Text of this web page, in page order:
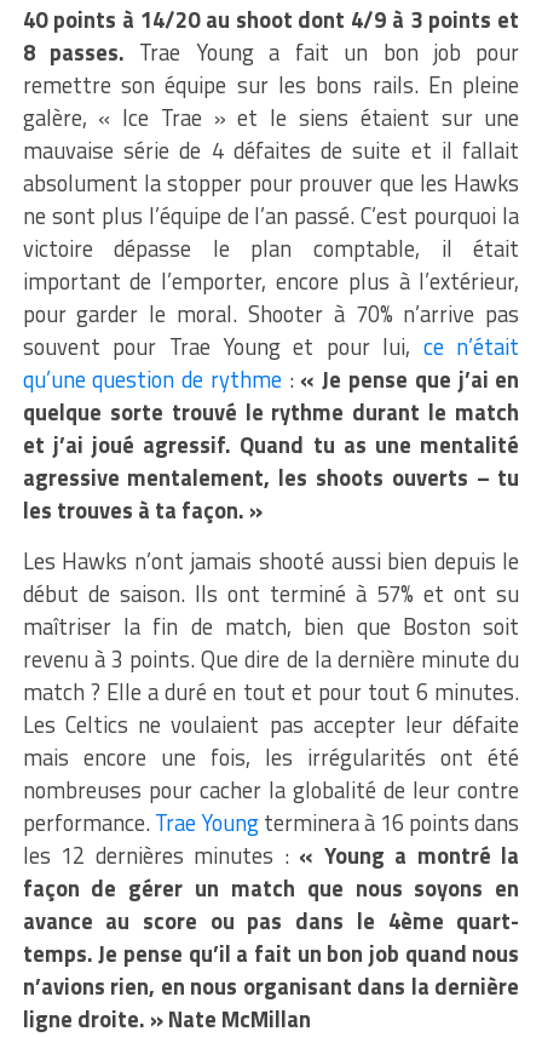
40 points à 14/20 au shoot dont 4/9 à 3 points et
8 passes. Trae Young a fait un bon job pour
remettre son équipe sur les bons rails. En pleine
galère, « Ice Trae » et le siens étaient sur une
mauvaise série de 4 défaites de suite et il fallait
absolument la stopper pour prouver que les Hawks
ne sont plus l’équipe de l’an passé. C’est pourquoi la
victoire dépasse le plan comptable, il était
important de l’emporter, encore plus à l’extérieur,
pour garder le moral. Shooter à 70% n’arrive pas
souvent pour Trae Young et pour lui, ce n’était
qu’une question de rythme: « Je pense que j’ai en
quelque sorte trouvé le rythme durant le match
et j’ai joué agressif. Quand tu as une mentalité
agressive mentalement, les shoots ouverts – tu
les trouves à ta façon. »
Les Hawks n’ont jamais shooté aussi bien depuis le
début de saison. Ils ont terminé à 57% et ont su
maîtriser la fin de match, bien que Boston soit
revenu à 3 points. Que dire de la dernière minute du
match ? Elle a duré en tout et pour tout 6 minutes.
Les Celtics ne voulaient pas accepter leur défaite
mais encore une fois, les irrégularités ont été
nombreuses pour cacher la globalité de leur contre
performance.Trae Youngterminera à 16 points dans
les 12 dernières minutes :« Young a montré la
façon de gérer un match que nous soyons en
avance au score ou pas dans le 4ème quart-
temps. Je pense qu’il a fait un bon job quand nous
n’avions rien, en nous organisant dans la dernière
ligne droite. » Nate McMillan